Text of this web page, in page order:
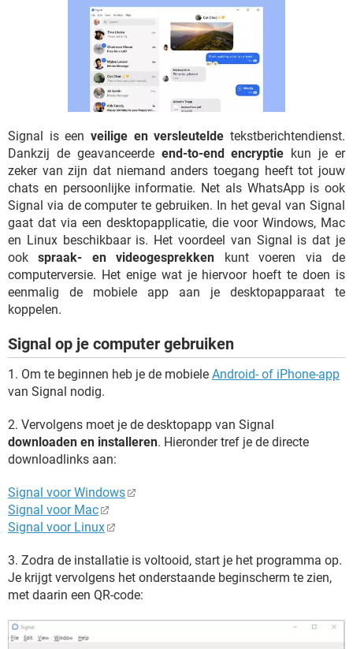
Signal is een veilige en versleutelde tekstberichtendienst.
Dankzij de geavanceerde end-to-end encryptie kun je er
zeker van zijn dat niemand anders toegang heeft tot jouw
chats en persoonlijke informatie. Net als WhatsApp is ook
Signal via de computer te gebruiken. In het geval van Signal
gaat dat via een desktopapplicatie, die voor Windows, Mac
en Linux beschikbaar is. Het voordeel van Signal is dat je
ookspraak- en videogesprekken kunt voeren via de
computerversie. Het enige wat je hiervoor hoeft te doen is
eenmalig de mobiele app aan je desktopapparaat te
koppelen.
Signal op je computer gebruiken
1. Om te beginnen heb je de mobiele Android- of iPhone-app
van Signal nodig.
2. Vervolgens moet je de desktopapp van Signal
downloaden en installeren. Hieronder tref je de directe
downloadlinks aan:
Signal voor Windows
Signal voor Mac
Signal voor Linux
3. Zodra de installatie is voltooid, start je het programma op.
Je krijgt vervolgens het onderstaande beginscherm te zien,
met daarin een QR-code: